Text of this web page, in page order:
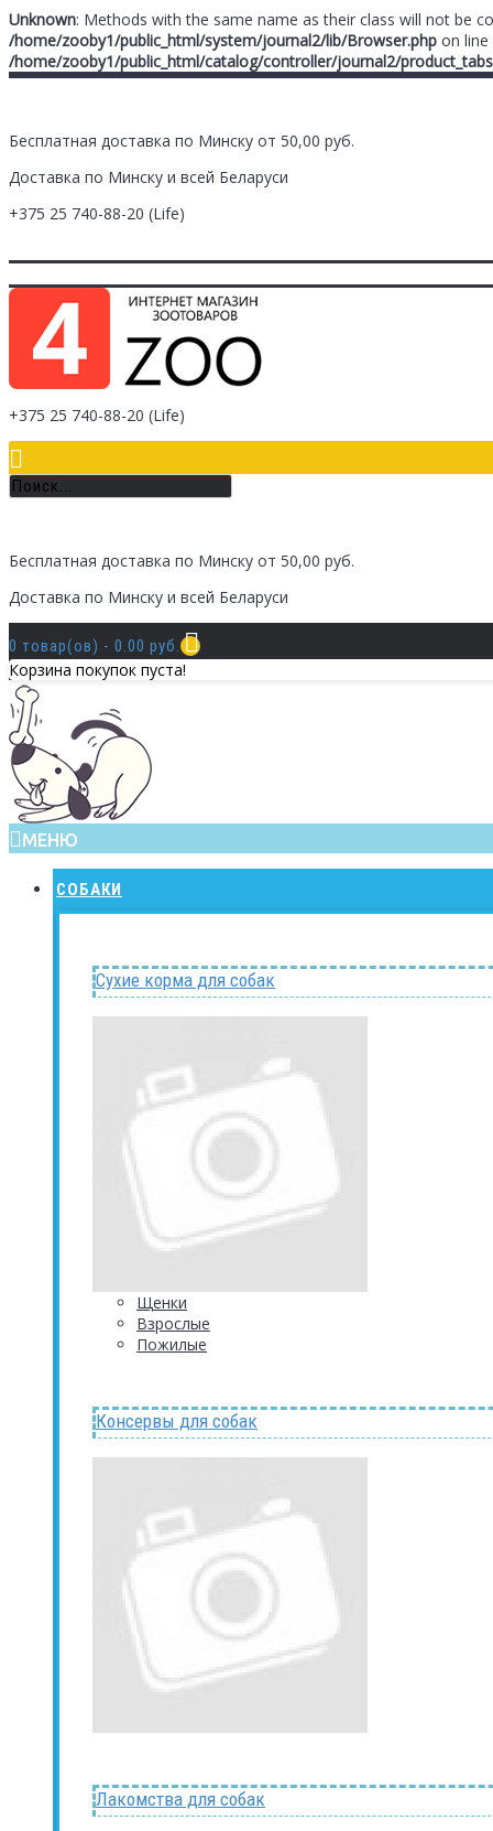
Unknown: Methods with the same name as their class will not be
/home/zooby1/public_html/system/journal2/lib/Browser.php on line
/home/zooby1/public_html/catalog/controller/journal2/
Бесплатная доставка по Минску от 50,00 руб.
Доставка по Минску и всей Беларуси
+375 25 740-88-20 (Life)
+375 25 740-88-20 (Life)
Бесплатная доставка по Минску от 50,00 руб.
Доставка по Минску и всей Беларуси
0 товар(ов) - 0.00 руб.
Корзина покупок пуста!
МЕНЮ
СОБАКИ
Сухие корма для собак
Щенки
Взрослые
Пожилые
Консервы для собак
Лакомства для собак